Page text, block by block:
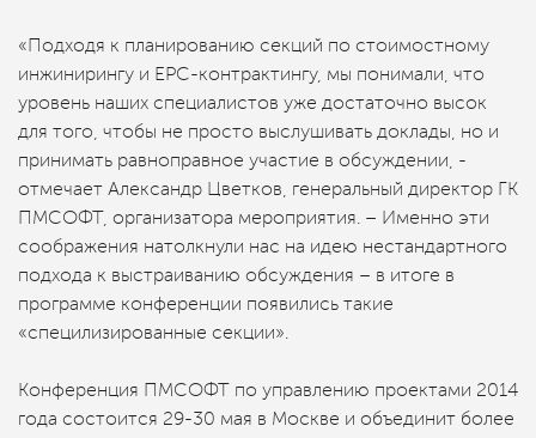
«Подходя к планированию секций по стоимостному
инжинирингу и EPC-контрактингу, мы понимали, что
уровень наших специалистов уже достаточно высок
для того, чтобы не просто выслушивать доклады, но и
принимать равноправное участие в обсуждении, -
отмечает Александр Цветков, генеральный директор ГК
ПМСОФТ, организатора мероприятия. – Именно эти
соображения натолкнули нас на идею нестандартного
подхода к выстраиванию обсуждения – в итоге в
программе конференции появились такие
«специлизированные секции».
Конференция ПМСОФТ по управлению проектами 2014
года состоится 29-30 мая в Москве и объединит более